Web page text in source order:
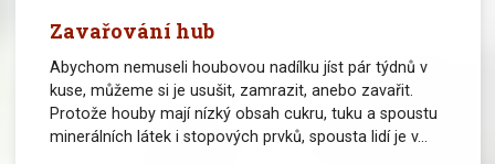
Zavařování hub
Abychom nemuseli houbovou nadílku jíst pár týdnů v
kuse, můžeme si je usušit, zamrazit, anebo zavařit.
Protože houby mají nízký obsah cukru, tuku a spoustu
minerálních látek i stopových prvků, spousta lidí je v...